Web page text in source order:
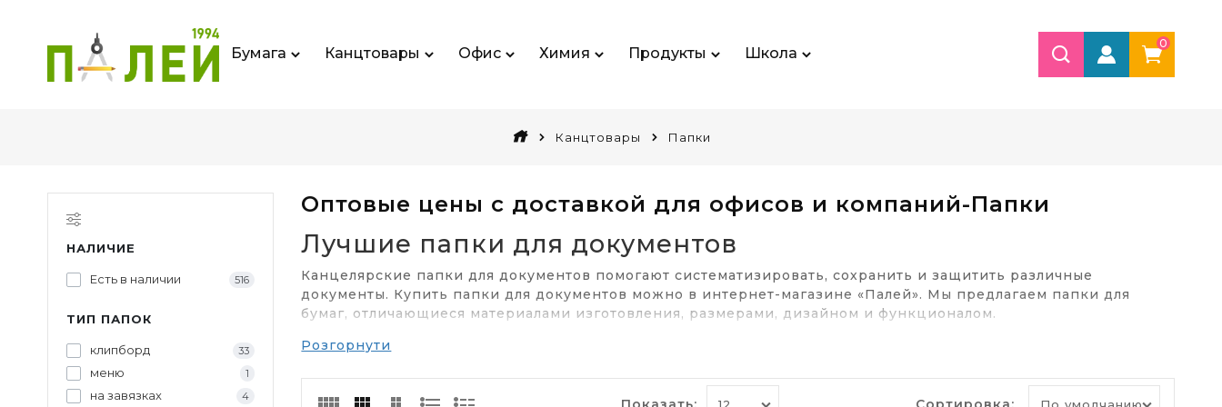
Бумага Канцтовары Офис Химия Продукты Школа
0
Канцтовары Папки
НАЛИЧИЕ
Есть в наличии 516
ТИП ПАПОК
клипборд 33
меню 1
на завязках 4
Оптовые цены с доставкой для офисов и компаний-Папки
Лучшие папки для документов
Канцелярские папки для документов помогают систематизировать, сохранить и защитить различные
документы. Купить папки для документов можно в интернет-магазине «Палей». Мы предлагаем папки для
бумаг, отличающиеся материалами изготовления, размерами, дизайном и функционалом.
Где используют папки для документов?
Правильно подобранная папка для документов поможет вам поддерживать порядок на рабочем месте, быстро
находить нужную информацию и защитить документы от повреждений. Папки пригодятся для разных целей.
Розгорнути